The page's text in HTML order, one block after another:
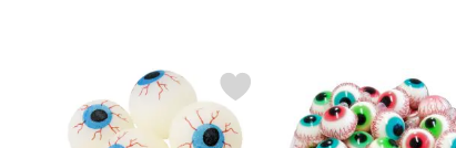
Markér lysende Øjne som favoritMarkér trolli